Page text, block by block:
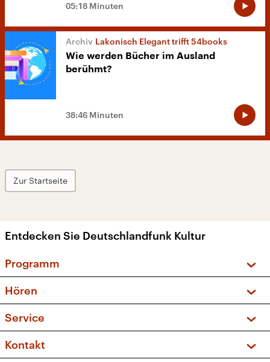
05:18 Minuten
Lakonisch Elegant trifft 54books
Wie werden Bücher im Ausland
berühmt?
38:46 Minuten
Zur Startseite
Entdecken Sie Deutschlandfunk Kultur
Programm
Sendungen und Podcasts
Musikliste
Kakadu – Das Kinderprogramm
Hören
Frequenzen (UKW + DAB+)
Service
FAQ
Apps
Kontakt